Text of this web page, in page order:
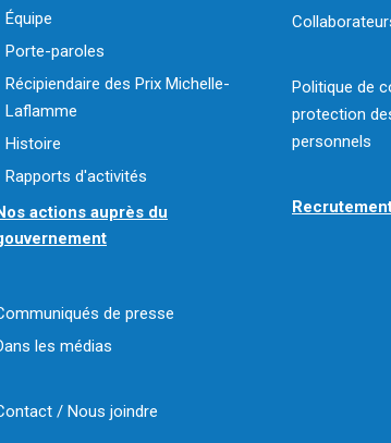
Équipe
Porte-paroles
Récipiendaire des Prix Michelle-
Laflamme
Histoire
Rapports d'activités
actions auprès du
de presse
les médias
/ Nous joindre
Politique de
protection
personnels